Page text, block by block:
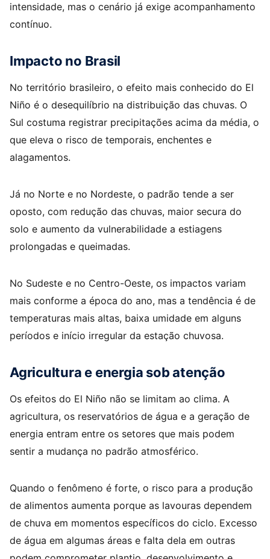
intensidade, mas o cenário já exige acompanhamento
contínuo.
Impacto no Brasil
No território brasileiro, o efeito mais conhecido do El
Niño é o desequilíbrio na distribuição das chuvas. O
Sul costuma registrar precipitações acima da média, o
que eleva o risco de temporais, enchentes e
alagamentos.
Já no Norte e no Nordeste, o padrão tende a ser
oposto, com redução das chuvas, maior secura do
solo e aumento da vulnerabilidade a estiagens
prolongadas e queimadas.
No Sudeste e no Centro-Oeste, os impactos variam
mais conforme a época do ano, mas a tendência é de
temperaturas mais altas, baixa umidade em alguns
períodos e início irregular da estação chuvosa.
Agricultura e energia sob atenção
Os efeitos do El Niño não se limitam ao clima. A
agricultura, os reservatórios de água e a geração de
energia entram entre os setores que mais podem
sentir a mudança no padrão atmosférico.
Quando o fenômeno é forte, o risco para a produção
de alimentos aumenta porque as lavouras dependem
de chuva em momentos específicos do ciclo. Excesso
de água em algumas áreas e falta dela em outras